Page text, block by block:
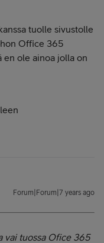
tuolle sivustolle
Office 365
en ole ainoa jolla on
Forum|Forum|7 years ago
vai tuossa Ofice 365